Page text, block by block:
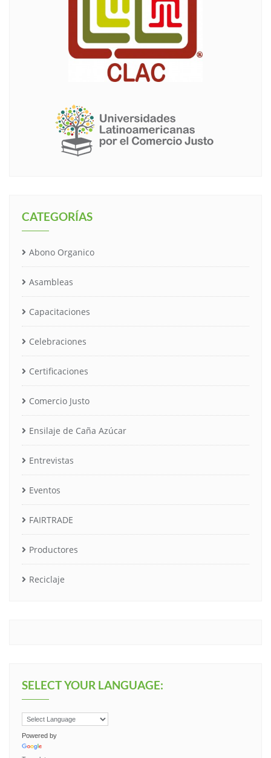
CATEGORÍAS
Abono Organico
Asambleas
Capacitaciones
Celebraciones
Certificaciones
Comercio Justo
Ensilaje de Caña Azúcar
Entrevistas
Eventos
FAIRTRADE
Productores
Reciclaje
SELECT YOUR LANGUAGE:
Powered by